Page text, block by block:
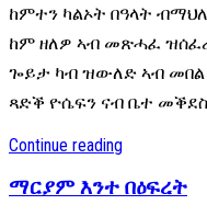
ከምተን ካልኦት በዓላት
ከም ዘለዎ ኣብ መጽሓፈ
ጐይታ ካብ ዝውለድ ኣብ መበል
ጻድቕ ዮሴፍን ናብ ቤተ
Continue reading
ማርያም እንተ በዕፍረት